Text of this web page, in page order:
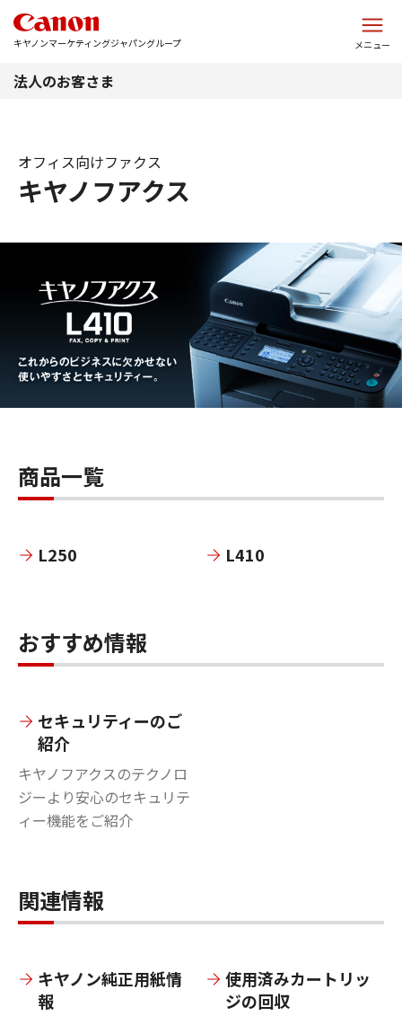
キヤノンマーケティングジャパングループ メニュー
法人のお客さま
キヤノフアクス
オフィス向けファクス
商品一覧
L250 L410
おすすめ情報
セキュリティーのご
紹介
キヤノフアクスのテクノロ
ジーより安心のセキュリテ
ィー機能をご紹介
関連情報
キヤノン純正用紙情
報
使用済みカートリッ
ジの回収